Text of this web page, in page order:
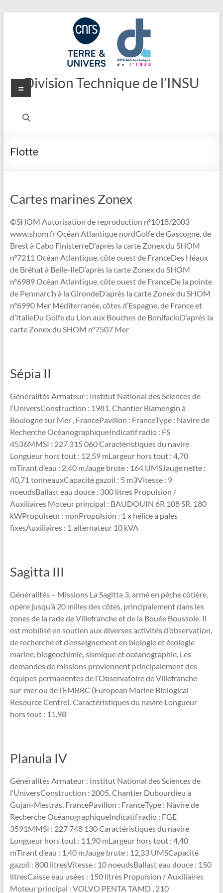
Division Technique de l’INSU
Menu
Flotte
Cartes marines Zonex
©SHOM Autorisation de reproduction n°1018/2003
www.shom.fr Océan Atlantique nordGolfe de Gascogne, de
Brest à Cabo FinisterreD’après la carte Zonex du SHOM
n°7211 Océan Atlantique, côte ouest de FranceDes Héaux
de Bréhat à Belle-IleD’après la carte Zonex du SHOM
n°6989 Océan Atlantique, côte ouest de FranceDe la pointe
de Penmarc’h à la GirondeD’après la carte Zonex du SHOM
n°6990 Mer Méditerranée, côtes d’Espagne, de France et
d’ItalieDu Golfe du Lion aux Bouches de BonifacioD’après la
carte Zonex du SHOM n°7507 Mer
Sépia II
Généralités Armateur : Institut National des Sciences de
l’UniversConstruction : 1981, Chantier Blamengin à
Boulogne sur Mer , FrancePavillon : FranceType : Navire de
Recherche OcéanographiqueIndicatif radio : FS
4536MMSI : 227 315 060 Caractéristiques du navire
Longueur hors tout : 12,59 mLargeur hors tout : 4,70
mTirant d’eau : 2,40 mJauge brute : 164 UMSJauge nette :
40,71 tonneauxCapacité gazoil : 5 m3Vitesse : 9
noeudsBallast eau douce : 300 litres Propulsion /
Auxiliaires Moteur principal : BAUDOUIN 6R 108 SR, 180
kWPropulseur : nonPropulsion : 1 x hélice à pales
fixesAuxiliaires : 1 alternateur 10 kVA
Sagitta III
Généralités – Missions La Sagitta 3, armé en pêche côtière,
opère jusqu’à 20 milles des côtes, principalement dans les
zones de la rade de Villefranche et de la Bouée Boussole. Il
est mobilisé en soutien aux diverses activités d’observation,
de recherche et d’enseignement en biologie et écologie
marine, biogéochimie, sismique et océanographie. Les
demandes de missions proviennent principalement des
équipes permanentes de l’Observatoire de Villefranche-
sur-mer ou de l’EMBRC (European Marine Biological
Resource Centre). Caractéristiques du navire Longueur
hors tout : 11,98
Planula IV
Généralités Armateur : Institut National des Sciences de
l’UniversConstruction : 2005, Chantier Dubourdieu à
Gujan-Mestras, FrancePavillon : FranceType : Navire de
Recherche OcéanographiqueIndicatif radio : FGE
3591MMSI : 227 748 130 Caractéristiques du navire
Longueur hors tout : 11,90 mLargeur hors tout : 4,40
mTirant d’eau : 1,40 mJauge brute : 12,33 UMSCapacité
gazoil : 800 litresVitesse : 10 noeudsBallast eau douce : 150
litresCaisse eau usées : 150 litres Propulsion / Auxiliaires
Moteur principal : VOLVO PENTA TAMD , 210